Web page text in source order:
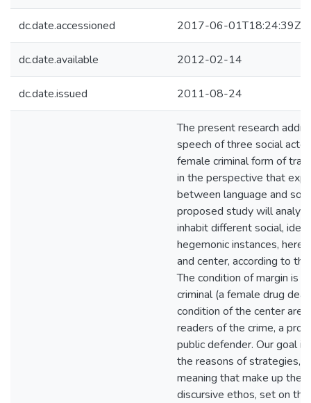
dc.date.accessioned 2017-06-01T18:24:39Z
dc.date.available 2012-02-14
dc.date.issued 2011-08-24
The present research
speech of three social
female criminal form of
in the perspective that
between language and
proposed study will
inhabit different social,
hegemonic instances, here
and center, according to
The condition of margin is
criminal (a female drug
condition of the center are
readers of the crime, a
public defender. Our goal
the reasons of strategies,
meaning that make up the
discursive ethos, set on